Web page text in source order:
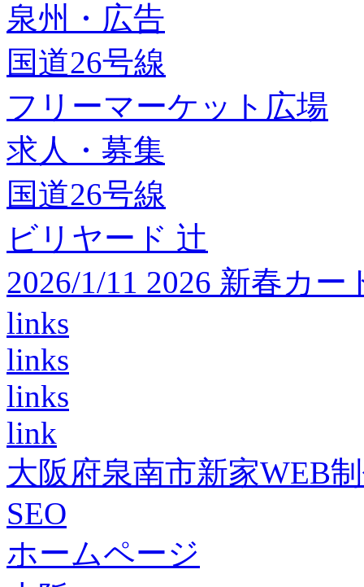
泉州・広告
国道26号線
フリーマーケット広場
求人・募集
国道26号線
ビリヤード 辻
2026/1/11 2026 新春カ
links
links
links
link
大阪府泉南市新家WEB
SEO
ホームページ